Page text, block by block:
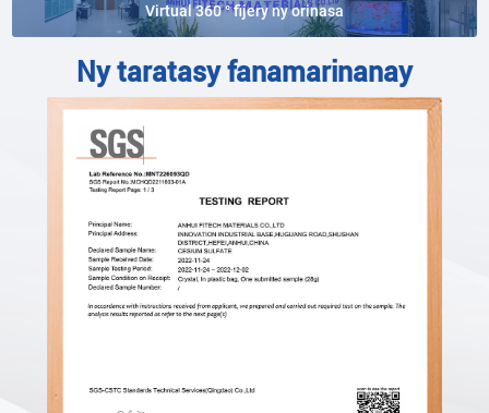
Virtual 360 ° fijery ny orinasa
Ny taratasy fanamarinanay